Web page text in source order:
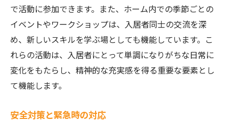
で活動に参加できます。また、ホーム内での季節ごとの
イベントやワークショップは、入居者同士の交流を深
め、新しいスキルを学ぶ場としても機能しています。こ
れらの活動は、入居者にとって単調になりがちな日常に
変化をもたらし、精神的な充実感を得る重要な要素とし
て機能します。
安全対策と緊急時の対応